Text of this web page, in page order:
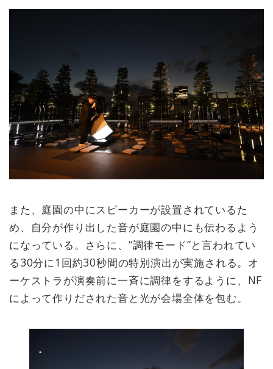
また、庭園の中にスピーカーが設置されているた
め、自分が作り出した音が庭園の中にも伝わるよう
になっている。さらに、“調律モード”と言われてい
る30分に1回約30秒間の特別演出が実施される。オ
ーケストラが演奏前に一斉に調律をするように、NF
によって作りだされた音と光が会場全体を包む。